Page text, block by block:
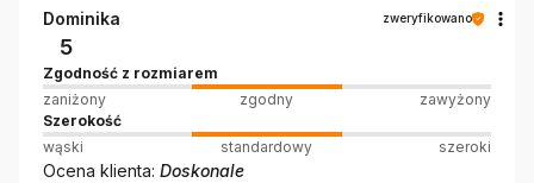
Dominika zweryfikowano
5
Zgodność z rozmiarem
zaniżony
zgodny
zawyżony
Szerokość
wąski
standardowy szeroki
Ocena klienta: Doskonale